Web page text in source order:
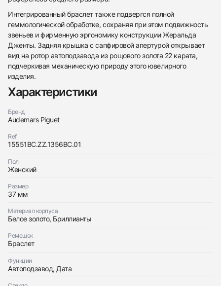
438
285
145
142
205
204
195
150
6
Интегрированный браслет также подвергся полной
геммологической обработке, сохраняя при этом подвижность
звеньев и фирменную эргономику конструкции Жеральда
Дженты. Задняя крышка с сапфировой апертурой открывает
вид на ротор автоподзавода из рощового золота 22 карата,
подчеркивая механическую природу этого ювелирного
изделия.
Характеристики
Бренд
Audemars Piguet
Ref
15551BC.ZZ.1356BC.01
Пол
Женский
Размер
37 мм
Материал корпуса
Белое золото, Бриллианты
Ремешок
Браслет
Функции
Автоподзавод, Дата
Заказать эти часы
Оставьте ваши контактные данные и мы свяжемся
Audemars Piguet
Royal Oak Selfwinding Baguette Diamonds
Трейд-ин часов
Оставьте ваши контактные данные и мы свяжемся
с вами
НовыеКоробка + Документы
$144,200